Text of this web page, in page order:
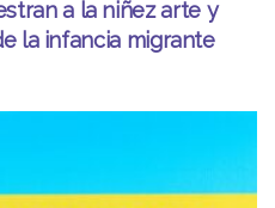
a la niñez arte y
la infancia migrante